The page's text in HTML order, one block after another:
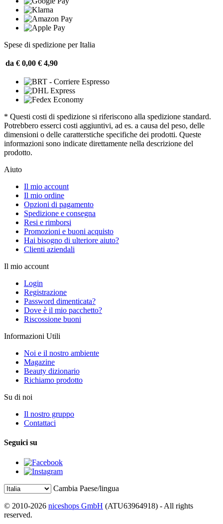
Spese di spedizione per Italia
da € 0,00 € 4,90
* Questi costi di spedizione si riferiscono alla spedizione standard.
Potrebbero esserci costi aggiuntivi, ad es. a causa del peso, delle
dimensioni o delle caratterstiche specifiche dei prodotti. Queste
informazioni sono indicate direttamente nella descrizione del
prodotto.
Aiuto
Il mio account
Il mio ordine
Opzioni di pagamento
Spedizione e consegna
Resi e rimborsi
Promozioni e buoni acquisto
Hai bisogno di ulteriore aiuto?
Clienti aziendali
Il mio account
Login
Registrazione
Password dimenticata?
Dove è il mio pacchetto?
Riscossione buoni
Informazioni Utili
Noi e il nostro ambiente
Magazine
Beauty dizionario
Richiamo prodotto
Su di noi
Il nostro gruppo
Contattaci
Seguici su
Cambia Paese/lingua
© 2010-2026 niceshops GmbH (ATU63964918) - All rights
reserved.